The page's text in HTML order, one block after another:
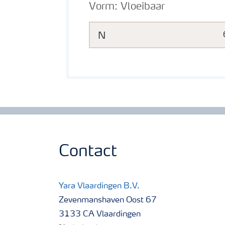
N
Vorm: Vloeibaar
Contact
Yara Vlaardingen B.V.
Zevenmanshaven Oost 67
3133 CA Vlaardingen